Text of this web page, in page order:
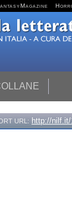
URL: http://nilf.it/